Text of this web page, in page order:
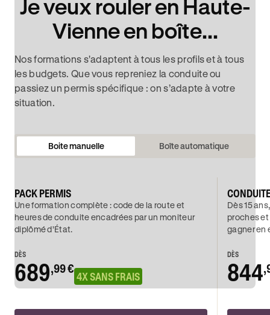
Je veux rouler en Haute-
Vienne en boîte...
Nos formations s'adaptent à tous les profils et à tous
les budgets. Que vous repreniez la conduite ou
passiez un permis spécifique : on s’adapte à votre
situation.
Boite manuelle Boîte automatique
PACK PERMIS
Une formation complète : code de la route et
heures de conduite encadrées par un moniteur
diplômé d’État.
DÈS
689,99 €
4X SANS FRAIS
Dès 15
proches et
gagner en
DÈS
844